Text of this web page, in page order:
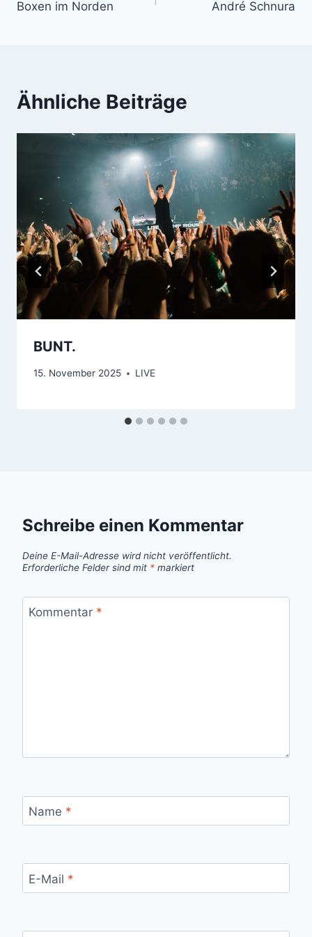
Boxen im Norden André Schnura
Ähnliche Beiträge
BUNT.
15. November 2025 LIVE
Schreibe einen Kommentar
Deine E-Mail-Adresse wird nicht veröffentlicht.
Erforderliche Felder sind mit * markiert
Kommentar *
Name *
E-Mail *